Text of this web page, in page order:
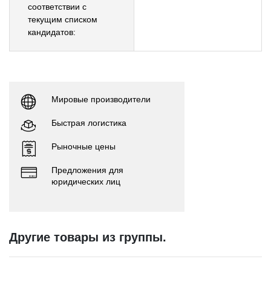
соответствии с
текущим списком
кандидатов:
Мировые производители
Быстрая логистика
Рыночные цены
Предложения для
юридических лиц
Другие товары из группы.